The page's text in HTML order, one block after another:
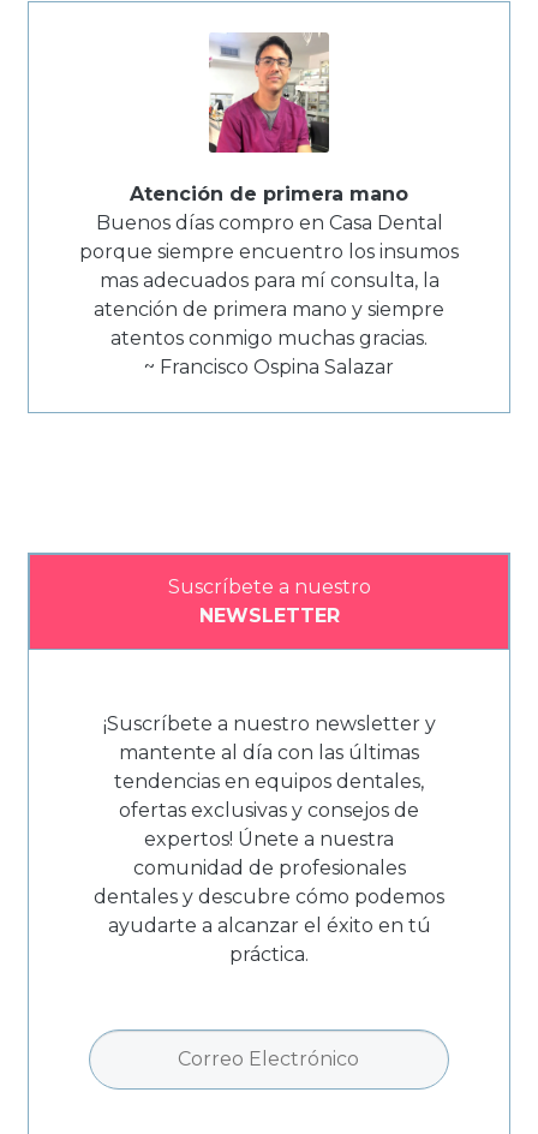
Atención de primera mano
Buenos días compro en Casa Dental
porque siempre encuentro los insumos
mas adecuados para mí consulta, la
atención de primera mano y siempre
atentos conmigo muchas gracias.
~ Francisco Ospina Salazar
Suscríbete a nuestro
NEWSLETTER
¡Suscríbete a nuestro newsletter y
mantente al día con las últimas
tendencias en equipos dentales,
ofertas exclusivas y consejos de
expertos! Únete a nuestra
comunidad de profesionales
dentales y descubre cómo podemos
ayudarte a alcanzar el éxito en tú
práctica.